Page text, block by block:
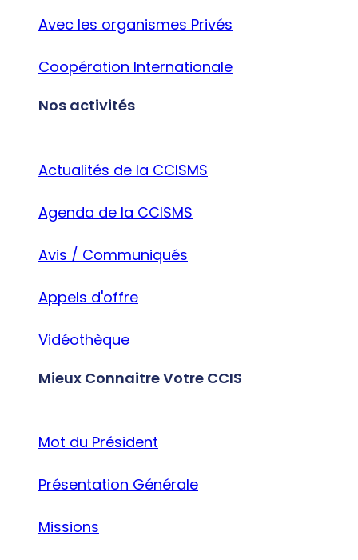
Avec les organismes Privés
Coopération Internationale
Nos activités
Actualités de la CCISMS
Agenda de la CCISMS
Avis / Communiqués
Appels d'offre
Vidéothèque
Mieux Connaitre Votre CCIS
Mot du Président
Présentation Générale
Missions